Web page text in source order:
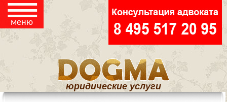
ЮРИДИЧЕСКАЯ
ПОМОЩЬ
ПОТРЕБИТЕЛЯМ
РЕГИСТРАЦИЯ И
ЛИКВИДАЦИЯ ООО
И ИП
☰
меню
юридические услуги